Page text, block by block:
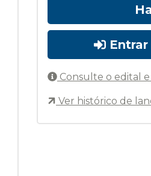
Consulte o edital
Ver histórico de